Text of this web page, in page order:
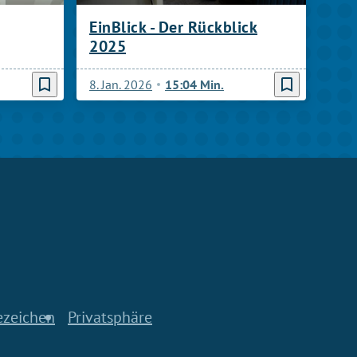
bookmark_border
EinBlick - Der Rückblick
2025
8. Jan. 2026 15:04 Min. bookmark_border
Privatsphäre